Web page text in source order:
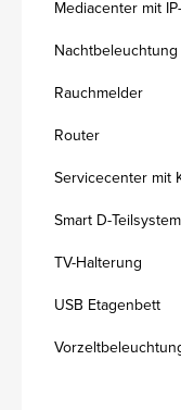
Mediacenter mit
Nachtbeleuchtung
Rauchmelder
Router
Servicecenter mit
Smart D-Teilsystem
TV-Halterung
USB Etagenbett